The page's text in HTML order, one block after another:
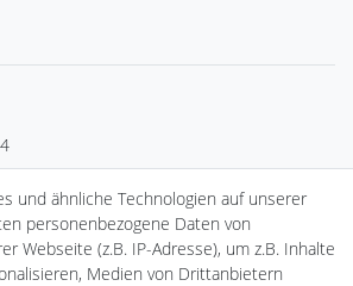
und ähnliche Technologien auf unserer
personenbezogene Daten von
Webseite (z.B. IP-Adresse), um z.B. Inhalte
Medien von Drittanbietern